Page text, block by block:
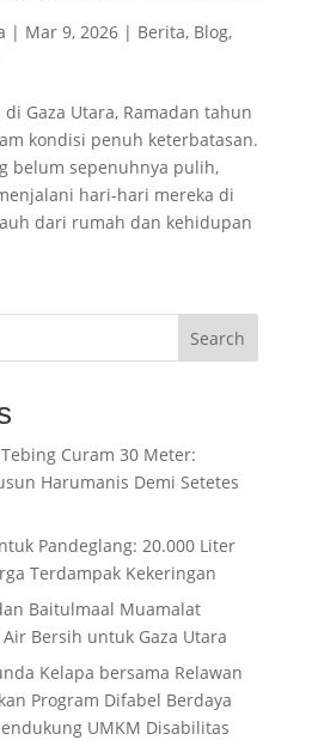
| Mar 9, 2026| Berita, Blog,
Gaza Utara, Ramadan tahun
kondisi penuh keterbatasan.
belum sepenuhnya pulih,
hari-hari mereka di
dari rumah dan kehidupan
Search
Curam 30 Meter:
Harumanis Demi Setetes
Pandeglang: 20.000 Liter
Terdampak Kekeringan
Baitulmaal Muamalat
Bersih untuk Gaza Utara
Kelapa bersama Relawan
Program Difabel Berdaya
UMKM Disabilitas